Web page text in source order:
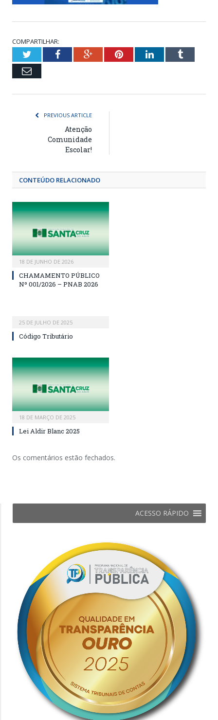
COMPARTILHAR:
TwitterFacebookGoogle+PinterestLinkedInTumblr
Email
PREVIOUS ARTICLE
Atenção
Comunidade
Escolar!
CONTEÚDO RELACIONADO
18 DE JUNHO DE 2026
CHAMAMENTO PÚBLICO
Nº 001/2026 – PNAB 2026
25 DE JULHO DE 2025
Código Tributário
18 DE MARÇO DE 2025
Lei Aldir Blanc 2025
Os comentários estão fechados.
ACESSO RÁPIDO